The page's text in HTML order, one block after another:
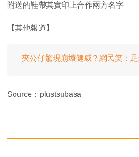
附送的鞋帶其實印上合作兩方名字
【其他報道】
夾公仔驚現崩壞健威？網民笑：
Source：plustsubasa